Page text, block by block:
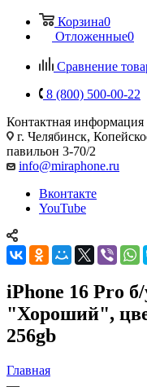
Корзина0
Отложенные0
Сравнение
8 (800) 500-00-22
Контактная информация
г. Челябинск,
павильон 3-70/2
info@miraphone.ru
Вконтакте
YouTube
iPhone 16 Pro
"Хороший",
256gb
Главная
—